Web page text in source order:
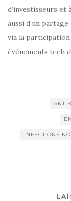
d’investisseurs et
aussi d’un
via la
évènements tech
INFECTIONS